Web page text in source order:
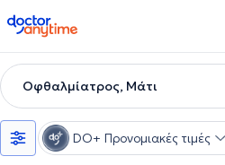
doctoranytime
Οφθαλμίατρος, Μάτι
DO+ Προνομιακές τιμές